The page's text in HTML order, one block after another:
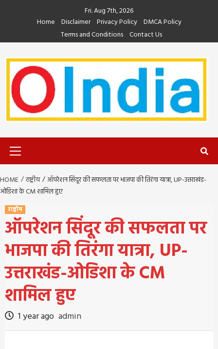
Fri. Aug 7th, 2026
Home
Disclaimer Privacy Policy DMCA Policy
Terms and Conditions Contact Us
HOME राष्ट्रीय
ऑपरेशन सिंदूर की सफलता पर भाजपा की तिरंगा यात्रा, UP-उत्तराखंड-
ओडिशा के CM शामिल हुए
राष्ट्रीय
ऑपरेशन सिंदूर की सफलता पर
भाजपा की तिरंगा यात्रा, UP-
उत्तराखंड-ओडिशा के CM
शामिल हुए
1 year ago admin